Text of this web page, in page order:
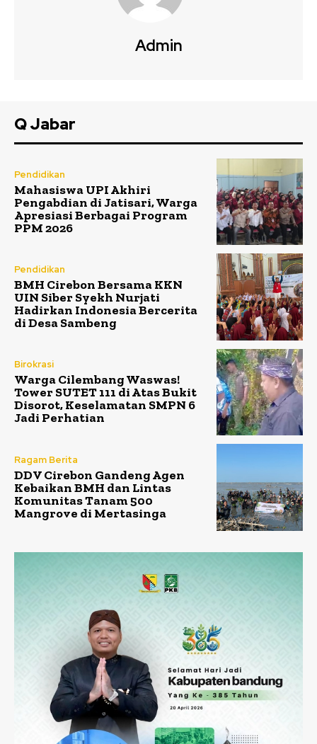
Admin
Q Jabar
Pendidikan
Mahasiswa UPI Akhiri
Pengabdian di Jatisari, Warga
Apresiasi Berbagai Program
PPM 2026
Pendidikan
BMH Cirebon Bersama KKN
UIN Siber Syekh Nurjati
Hadirkan Indonesia Bercerita
di Desa Sambeng
Birokrasi
Warga Cilembang Waswas!
Tower SUTET 111 di Atas Bukit
Disorot, Keselamatan SMPN 6
Jadi Perhatian
Ragam Berita
DDV Cirebon Gandeng Agen
Kebaikan BMH dan Lintas
Komunitas Tanam 500
Mangrove di Mertasinga